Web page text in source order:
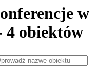
w
4 obiektów